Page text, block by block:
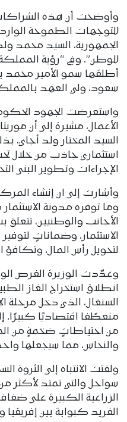
وأوضحت أن هذه
للتوجهات الطموحة
الجمهورية، السيد محمد
أطلقها سمو الأمير محمد
سعود، ولي العهد
واستعرضت الجهود
الأعمال، مشيرة إلى أن
السيد المختار ولد أجاي،
استثماري جاذب من خلال
الإجراءات وتطوير البنى
وأشارت إلى ان إنشاء
وما توفره مدونة
الأجانب والوطنيين،
الاستثمار، وضماناتٍ
لتحويل رأس المال، وتكافؤ
وعدّدت الوزيرة الفرص
انطلاق استخراج الغاز
السنغال، الذي دخل مرحلة
منعطًفا اقتصاديًا كبيرًا،
من احتياطاتٍ ضخمةٍ من
والنحاس، مما سيجعلها
ولفتت الانتباه إلى الثروة
الزراعية الكبيرة على
الفريد كبوابة بين إفريقيا